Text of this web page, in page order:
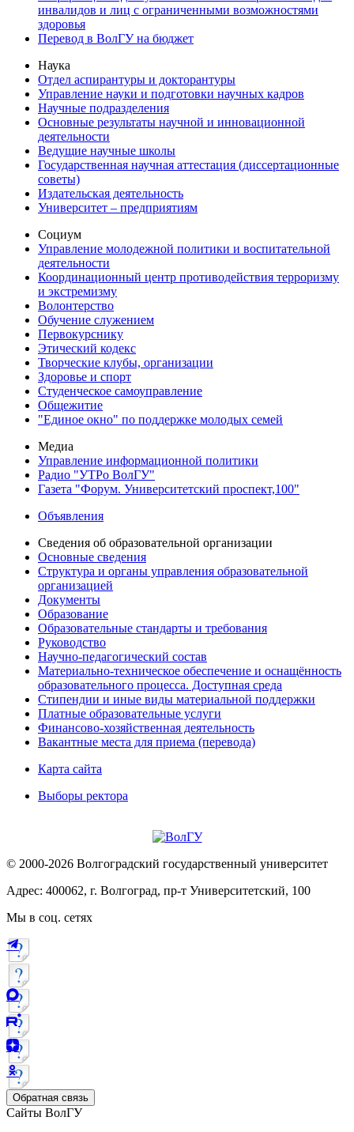
инвалидов и лиц с ограниченными возможностями
здоровья
Перевод в ВолГУ на бюджет
Наука
Отдел аспирантуры и докторантуры
Управление науки и подготовки научных кадров
Научные подразделения
Основные результаты научной и инновационной
деятельности
Ведущие научные школы
Государственная научная аттестация (диссертационные
советы)
Издательская деятельность
Университет – предприятиям
Социум
Управление молодежной политики и воспитательной
деятельности
Координационный центр противодействия терроризму
и экстремизму
Волонтерство
Обучение служением
Первокурснику
Этический кодекс
Творческие клубы, организации
Здоровье и спорт
Студенческое самоуправление
Общежитие
"Единое окно" по поддержке молодых семей
Медиа
Управление информационной политики
Радио "УТРо ВолГУ"
Газета "Форум. Университетский проспект,100"
Объявления
Сведения об образовательной организации
Основные сведения
Структура и органы управления образовательной
организацией
Документы
Образование
Образовательные стандарты и требования
Руководство
Научно-педагогический состав
Материально-техническое обеспечение и оснащённость
образовательного процесса. Доступная среда
Стипендии и иные виды материальной поддержки
Платные образовательные услуги
Финансово-хозяйственная деятельность
Вакантные места для приема (перевода)
Карта сайта
Выборы ректора
© 2000-2026 Волгоградский государственный университет
Адрес: 400062, г. Волгоград, пр-т Университетский, 100
Мы в соц. сетях
Обратная связь
Сайты ВолГУ